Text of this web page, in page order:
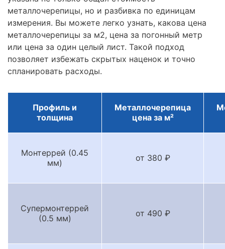
металлочерепицы, но и разбивка по единицам
измерения. Вы можете легко узнать, какова цена
металлочерепицы за м2, цена за погонный метр
или цена за один целый лист. Такой подход
позволяет избежать скрытых наценок и точно
спланировать расходы.
Профиль и
толщина
Металлочерепица
цена за м²
Монтеррей (0.45
мм)
от 380 ₽
Супермонтеррей
(0.5 мм)
от 490 ₽